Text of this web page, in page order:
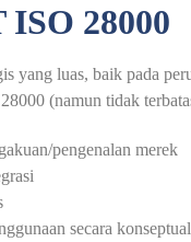
28000
yang luas, baik pada
(namun tidak
pengenalan merek
secara konseptual